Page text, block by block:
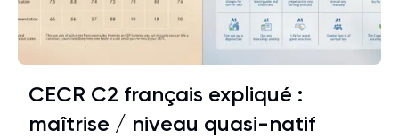
CECR C2 français expliqué :
maîtrise / niveau quasi-natif